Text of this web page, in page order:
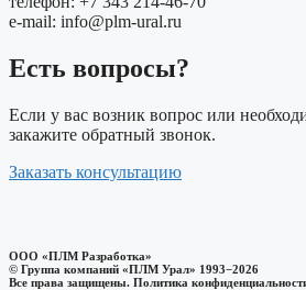
e-mail: info@plm-ural.ru
Есть вопросы?
Если у вас возник вопрос или
закажите обратный звонок.
Заказать консультацию
ООО «ПЛМ Разработка»
© Группа компаний «ПЛМ Урал» 1993−2026
Все права защищены. Политика